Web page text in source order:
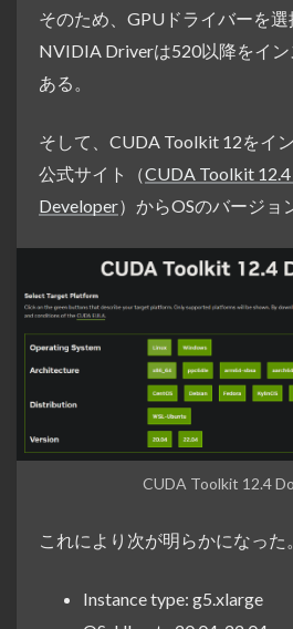
そのため、GPUドライバーを選
NVIDIA Driverは520以降をイ
ある。
そして、CUDA Toolkit 12をイ
公式サイト（CUDA Toolkit
Developer）からOSのバージョ
CUDA Toolkit 12.4
これにより次が明らかになった。
Instance type: g5.xlarge